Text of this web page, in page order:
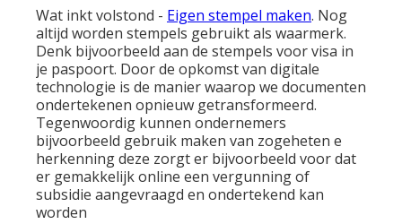
Wat inkt volstond - Eigen stempel maken. Nog
altijd worden stempels gebruikt als waarmerk.
Denk bijvoorbeeld aan de stempels voor visa in
je paspoort. Door de opkomst van digitale
technologie is de manier waarop we documenten
ondertekenen opnieuw getransformeerd.
Tegenwoordig kunnen ondernemers
bijvoorbeeld gebruik maken van zogeheten e
herkenningdeze zorgt er bijvoorbeeld voor dat
er gemakkelijk online een vergunning of
subsidie aangevraagd en ondertekend kan
worden